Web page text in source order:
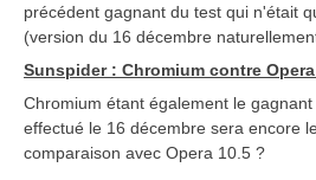
précédent gagnant du test qui n'était
(version du 16 décembre
Sunspider : Chromium contre
Chromium étant également le
effectué le 16 décembre sera encore
comparaison avec Opera 10.5 ?